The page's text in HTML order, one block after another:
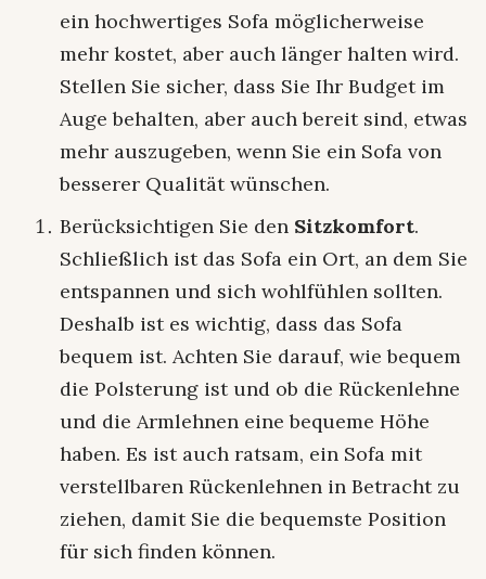
ein hochwertiges Sofa möglicherweise
mehr kostet, aber auch länger halten wird.
Stellen Sie sicher, dass Sie Ihr Budget im
Auge behalten, aber auch bereit sind, etwas
mehr auszugeben, wenn Sie ein Sofa von
besserer Qualität wünschen.
Berücksichtigen Sie den Sitzkomfort.
Schließlich ist das Sofa ein Ort, an dem Sie
entspannen und sich wohlfühlen sollten.
Deshalb ist es wichtig, dass das Sofa
bequem ist. Achten Sie darauf, wie bequem
die Polsterung ist und ob die Rückenlehne
und die Armlehnen eine bequeme Höhe
haben. Es ist auch ratsam, ein Sofa mit
verstellbaren Rückenlehnen in Betracht zu
ziehen, damit Sie die bequemste Position
für sich finden können.